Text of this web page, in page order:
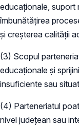
educaționale, suport
îmbunătățirea
și creșterea calității
(3) Scopul
educaționale și
insuficiente sau
(4) Parteneriatul
nivel județean sau